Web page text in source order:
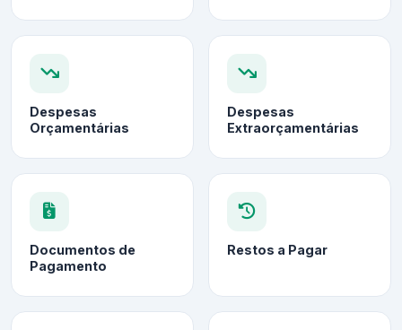
Despesas
Orçamentárias
Despesas
Extraorçamentárias
Documentos de
Pagamento
Restos a Pagar